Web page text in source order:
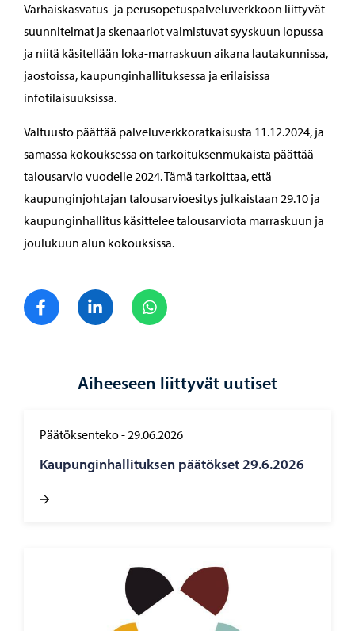
Varhaiskasvatus- ja perusopetuspalveluverkkoon liittyvät
suunnitelmat ja skenaariot valmistuvat syyskuun lopussa
ja niitä käsitellään loka-marraskuun aikana lautakunnissa,
jaostoissa, kaupunginhallituksessa ja erilaisissa
infotilaisuuksissa.
Valtuusto päättää palveluverkkoratkaisusta 11.12.2024, ja
samassa kokouksessa on tarkoituksenmukaista päättää
talousarvio vuodelle 2024. Tämä tarkoittaa, että
kaupunginjohtajan talousarvioesitys julkaistaan 29.10 ja
kaupunginhallitus käsittelee talousarviota marraskuun ja
joulukuun alun kokouksissa.
Jaa FacebookJaa LinkedIn
Aiheeseen liittyvät uutiset
Päätöksenteko-29.06.2026
Kau­pun­gin­hal­li­tuk­sen pää­tök­set 29.6.2026